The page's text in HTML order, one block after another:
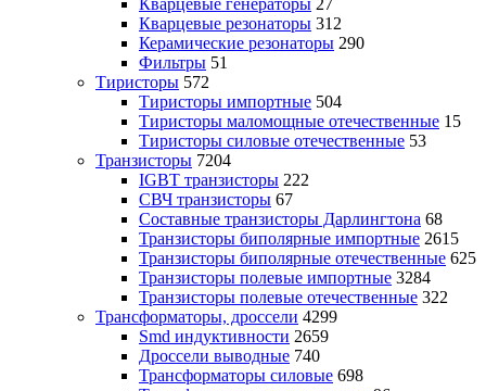
Кварцевые резонаторы 312
Керамические резонаторы 290
Фильтры 51
Тиристоры 572
Тиристоры импортные 504
Тиристоры маломощные отечественные 15
Тиристоры силовые отечественные 53
Транзисторы 7204
IGBT транзисторы 222
СВЧ транзисторы 67
Составные транзисторы Дарлингтона 68
Транзисторы биполярные импортные 2615
Транзисторы биполярные отечественные 625
Транзисторы полевые импортные 3284
Транзисторы полевые отечественные 322
Трансформаторы, дроссели 4299
Smd индуктивности 2659
Дроссели выводные 740
Трансформаторы силовые 698